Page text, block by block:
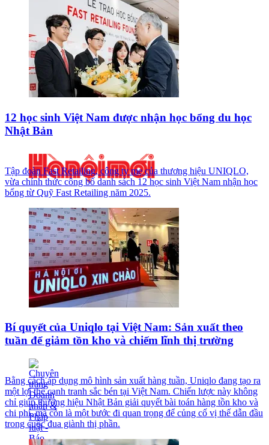
12 học sinh Việt Nam được nhận học bổng du học
Nhật Bản
Tập đoàn Fast Retailing, công ty mẹ của thương hiệu UNIQLO,
vừa chính thức công bố danh sách 12 học sinh Việt Nam nhận học
bổng từ Quỹ Fast Retailing năm 2025.
Bí quyết của Uniqlo tại Việt Nam: Sản xuất theo
tuần để giảm tồn kho và chiếm lĩnh thị trường
Bằng cách áp dụng mô hình sản xuất hàng tuần, Uniqlo đang tạo ra
một lợi thế cạnh tranh sắc bén tại Việt Nam. Chiến lược này không
chỉ giúp thương hiệu Nhật Bản giải quyết bài toán hàng tồn kho và
chi phí, mà còn là một bước đi quan trọng để củng cố vị thế dẫn đầu
trong cuộc đua giành thị phần.